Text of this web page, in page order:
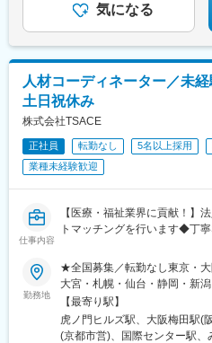
気になる
人材コーディネーター／未
土日祝休み
株式会社TSACE
正社員 転勤なし 5名以上採用
業種未経験歓迎
仕事内容
【医療・福祉業界に貢献！】
トマッチングを行います◆丁寧
勤務地
★全国募集／転勤なし東京・
大宮・札幌・仙台・静岡・新
に配属【東京】東京都港区虎
梅田1-13-1【神戸】兵庫県神
都府京都市下京区室町通綾小
【最寄り駅】
虎ノ門ヒルズ駅、大阪梅田駅(
(京都市営)、国際センター駅、